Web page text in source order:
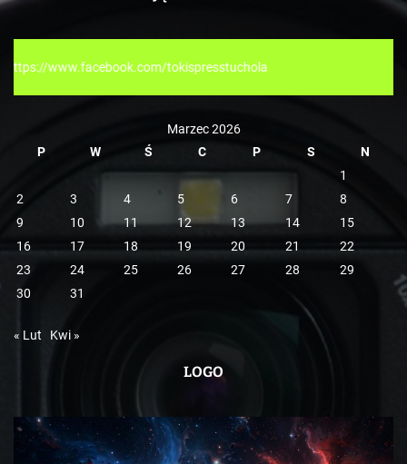
g
i
e
tokispresstuchola
Marzec 2026
P
W Ś C P S
N
1
2
3 4 5 6 7
8
9
10 11 12 13 14
15
16
17 18 19 20 21
22
23
24 25 26 27 28
29
30
31
« Lut Kwi »
LOGO